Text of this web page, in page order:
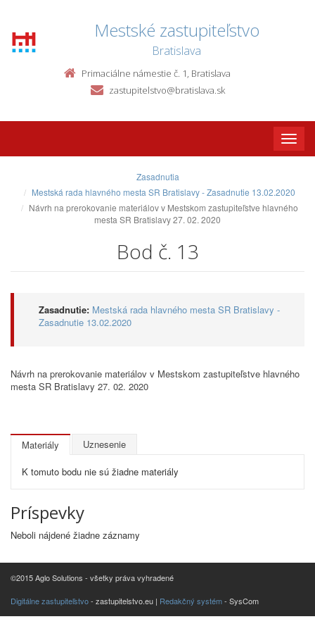
Mestské zastupiteľstvo
Bratislava
Primaciálne námestie č. 1, Bratislava
zastupitelstvo@bratislava.sk
Toggle
Zasadnutia
Mestská rada hlavného mesta SR Bratislavy - Zasadnutie 13.02.2020
Návrh na prerokovanie materiálov v Mestskom zastupiteľstve hlavného
mesta SR Bratislavy 27. 02. 2020
Bod č. 13
Zasadnutie: Mestská rada hlavného mesta SR Bratislavy -
Zasadnutie 13.02.2020
Návrh na prerokovanie materiálov v Mestskom zastupiteľstve hlavného
mesta SR Bratislavy 27. 02. 2020
Materiály Uznesenie
K tomuto bodu nie sú žiadne materiály
Príspevky
Neboli nájdené žiadne záznamy
©2015 Aglo Solutions - všetky práva vyhradené
Digitálne zastupiteľstvo- zastupitelstvo.eu | Redakčný systém- SysCom